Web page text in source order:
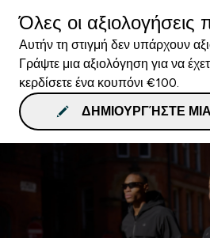
Όλες οι αξιολογήσεις
Αυτήν τη στιγμή δεν υπάρχουν
Γράψτε μια αξιολόγηση για να
κερδίσετε ένα κουπόνι €100.
ΔΗΜΙΟΥΡΓΉΣΤΕ